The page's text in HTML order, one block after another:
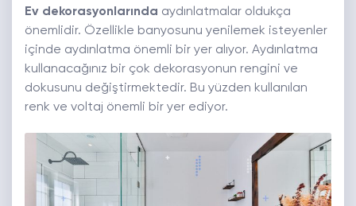
Ev dekorasyonlarında aydınlatmalar oldukça
önemlidir. Özellikle banyosunu yenilemek isteyenler
içinde aydınlatma önemli bir yer alıyor. Aydınlatma
kullanacağınız bir çok dekorasyonun rengini ve
dokusunu değiştirmektedir. Bu yüzden kullanılan
renk ve voltaj önemli bir yer ediyor.